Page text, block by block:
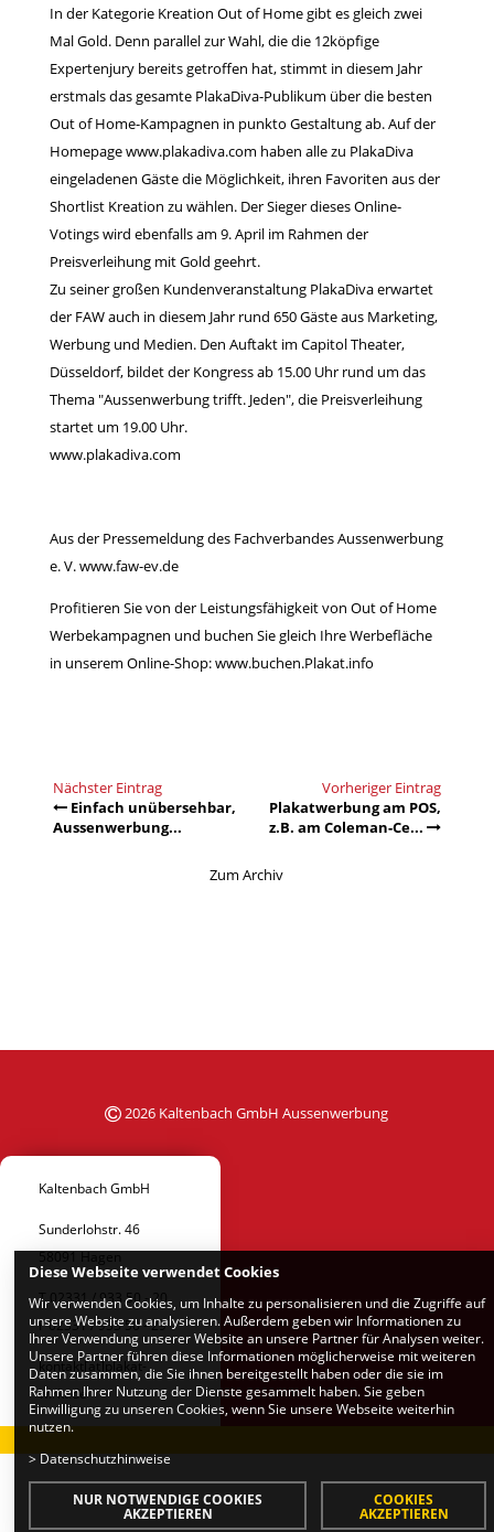
In der Kategorie Kreation Out of Home gibt es gleich zwei
Mal Gold. Denn parallel zur Wahl, die die 12köpfige
Expertenjury bereits getroffen hat, stimmt in diesem Jahr
erstmals das gesamte PlakaDiva-Publikum über die besten
Out of Home-Kampagnen in punkto Gestaltung ab. Auf der
Homepagewww.plakadiva.com haben alle zu PlakaDiva
eingeladenen Gäste die Möglichkeit, ihren Favoriten aus der
Shortlist Kreation zu wählen. Der Sieger dieses Online-
Votings wird ebenfalls am 9. April im Rahmen der
Preisverleihung mit Gold geehrt.
Zu seiner großen Kundenveranstaltung PlakaDiva erwartet
der FAW auch in diesem Jahr rund 650 Gäste aus Marketing,
Werbung und Medien. Den Auftakt im Capitol Theater,
Düsseldorf, bildet der Kongress ab 15.00 Uhr rund um das
Thema "Aussenwerbung trifft. Jeden", die Preisverleihung
startet um 19.00 Uhr.
www.plakadiva.com
Aus der Pressemeldung des Fachverbandes Aussenwerbung
e. V. www.faw-ev.de
Profitieren Sie von der Leistungsfähigkeit von Out of Home
Werbekampagnen und buchen Sie gleich Ihre Werbefläche
in unserem Online-Shop:www.buchen.Plakat.info
Nächster Eintrag
Einfach unübersehbar,
Aussenwerbung...
Vorheriger Eintrag
Plakatwerbung am POS,
z.B. am Coleman-Ce...
Zum Archiv
2026 Kaltenbach GmbH Aussenwerbung
Kaltenbach GmbH
Sunderlohstr. 46
58091 Hagen
T 02331 / 933 50 - 20
F 02331 / 933 50 - 29
kontakt[at]plakat-
wirkt.de
Diese Webseite verwendet Cookies
Wir verwenden Cookies, um Inhalte zu personalisieren und die Zugriffe auf
unsere Website zu analysieren. Außerdem geben wir Informationen zu
Ihrer Verwendung unserer Website an unsere Partner für Analysen weiter.
Unsere Partner führen diese Informationen möglicherweise mit weiteren
Daten zusammen, die Sie ihnen bereitgestellt haben oder die sie im
Rahmen Ihrer Nutzung der Dienste gesammelt haben. Sie geben
Einwilligung zu unseren Cookies, wenn Sie unsere Webseite weiterhin
nutzen.
>Datenschutzhinweise
NUR NOTWENDIGE COOKIES
AKZEPTIEREN
COOKIES
AKZEPTIEREN